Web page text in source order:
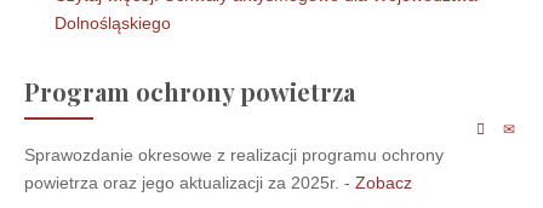
Dolnośląskiego
Program ochrony powietrza
Sprawozdanie okresowe z realizacji programu ochrony
powietrza oraz jego aktualizacji za 2025r. - Zobacz